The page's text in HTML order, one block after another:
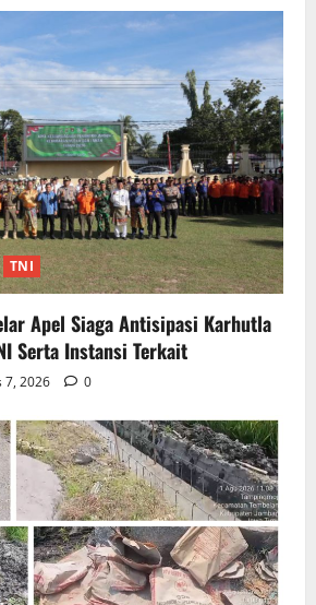
TNI
Apel Siaga Antisipasi Karhutla
Serta Instansi Terkait
7, 2026 0